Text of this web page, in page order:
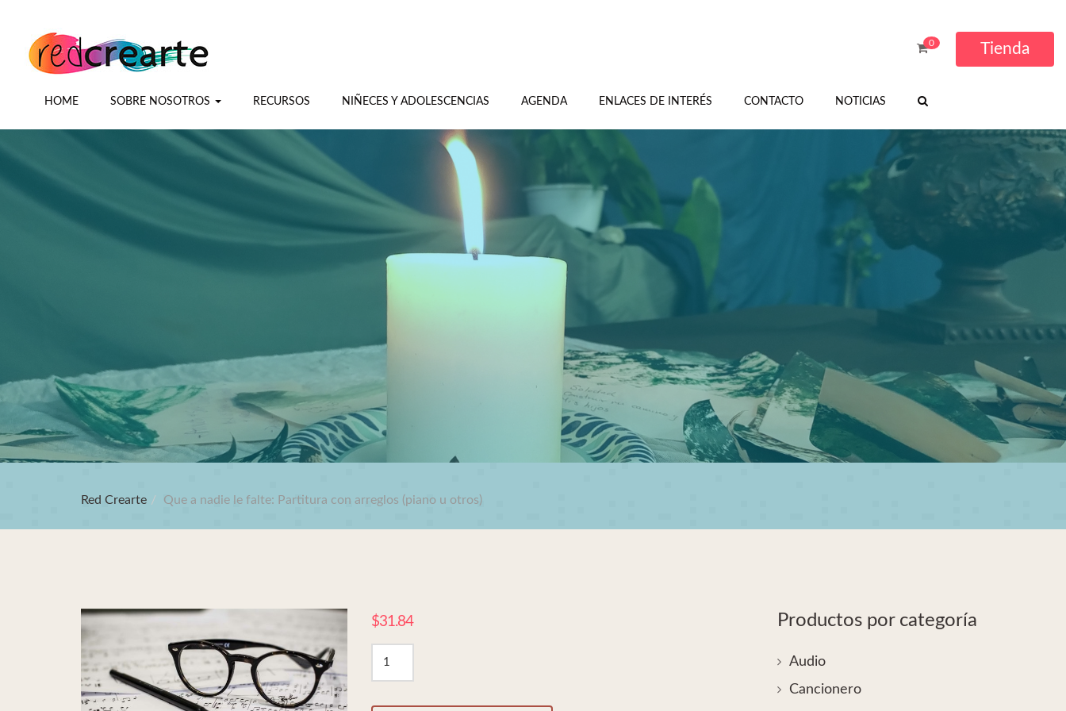
Tienda
0
HOME SOBRE NOSOTROS RECURSOS NIÑECES Y ADOLESCENCIAS AGENDA ENLACES DE INTERÉS CONTACTO NOTICIAS
Red Crearte Que a nadie le falte: Partitura con arreglos (piano u otros)
$31.84
Que
a
Productos por categoría
Audio
Cancionero